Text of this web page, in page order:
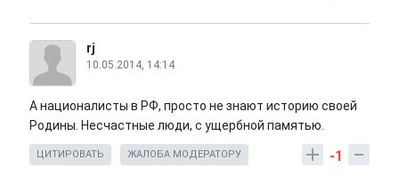
rj
10.05.2014, 14:14
А националисты в РФ, просто не знают историю своей
Родины. Несчастные люди, с ущербной памятью.
-1
ЦИТИРОВАТЬ ЖАЛОБА МОДЕРАТОРУ